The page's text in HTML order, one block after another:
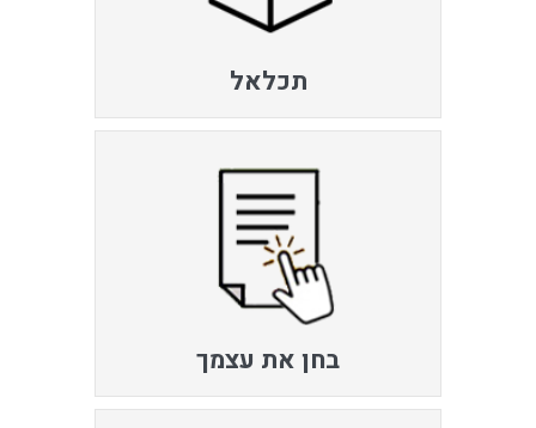
תכלאל
בחן את עצמך